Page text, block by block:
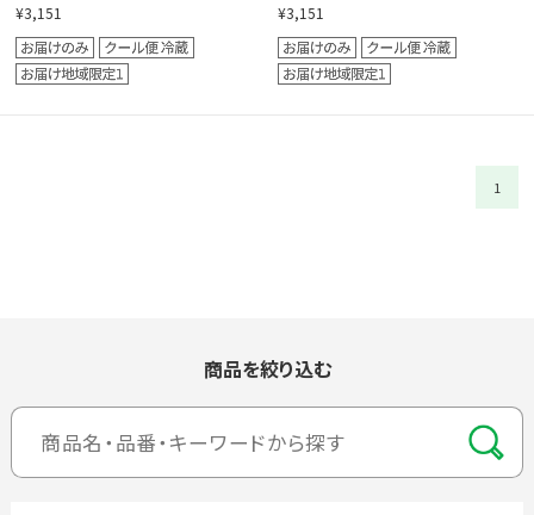
¥3,151
¥3,151
1
商品を絞り込む